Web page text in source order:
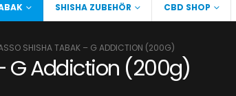
SHISHA ZUBEHÖR CBD SHOP
SHISHA TABAK – G ADDICTION (200G)
G Addiction (200g)